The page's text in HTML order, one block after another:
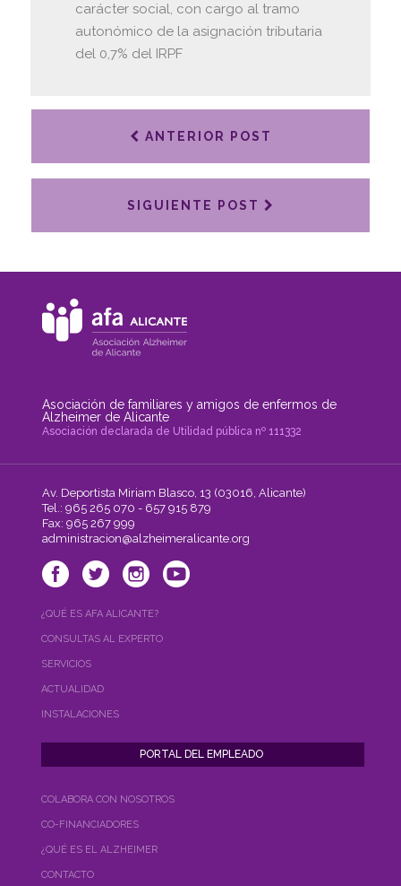
carácter social, con cargo al tramo
autonómico de la asignación tributaria
del 0,7% del IRPF
ANTERIOR POST
SIGUIENTE POST
Asociación de familiares y amigos de enfermos de
Alzheimer de Alicante
Asociación declarada de Utilidad pública nº 111332
Av. Deportista Miriam Blasco, 13 (03016, Alicante)
Tel.: 965 265 070 - 657 915 879
Fax: 965 267 999
administracion@alzheimeralicante.org
¿QUÉ ES AFA ALICANTE?
CONSULTAS AL EXPERTO
SERVICIOS
ACTUALIDAD
INSTALACIONES
COLABORA CON NOSOTROS
CO-FINANCIADORES
¿QUÉ ES EL ALZHEIMER
CONTACTO